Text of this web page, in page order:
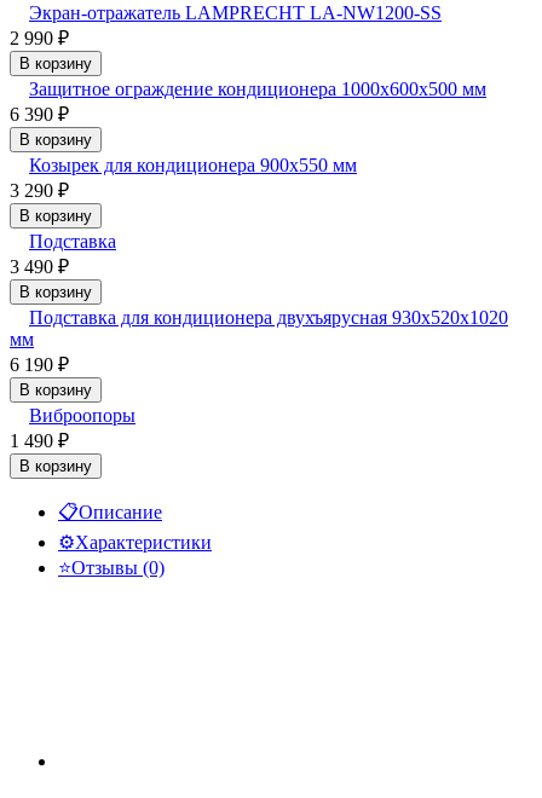
Экран-отражатель LAMPRECHT LA-NW1200-SS
2 990 ₽
В корзину
Защитное ограждение кондиционера 1000х600х500 мм
6 390 ₽
В корзину
Козырек для кондиционера 900x550 мм
3 290 ₽
В корзину
Подставка
3 490 ₽
В корзину
Подставка для кондиционера двухъярусная 930х520х1020
мм
6 190 ₽
В корзину
Виброопоры
1 490 ₽
В корзину
📋Описание
⚙️Характеристики
⭐Отзывы (0)